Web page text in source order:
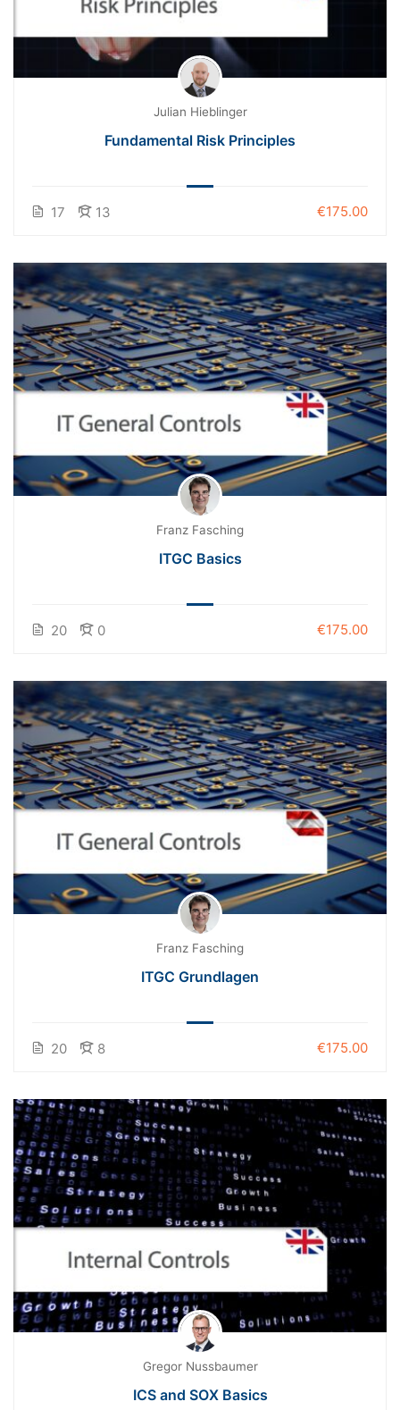
Julian Hieblinger
Fundamental Risk Principles
17 13 €175.00
Franz Fasching
ITGC Basics
20 0 €175.00
Franz Fasching
ITGC Grundlagen
20 8 €175.00
Gregor Nussbaumer
ICS and SOX Basics